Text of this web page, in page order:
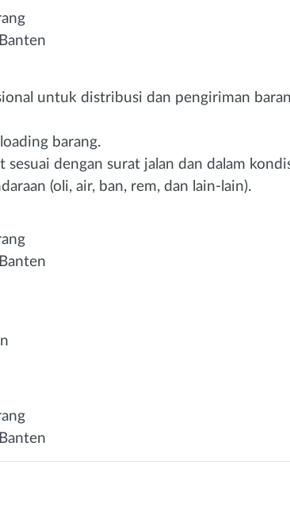
untuk distribusi dan pengiriman
barang.
dengan surat jalan dan dalam
(oli, air, ban, rem, dan lain-lain).